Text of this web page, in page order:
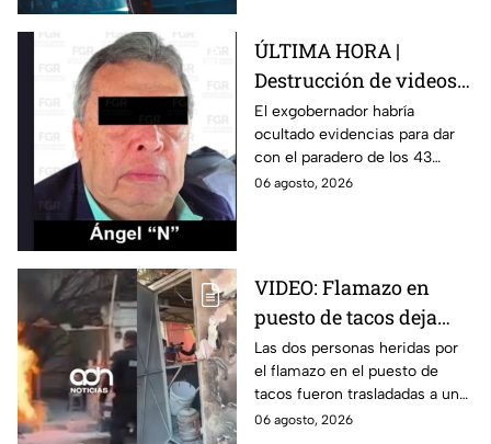
ÚLTIMA HORA |
Destrucción de videos
clave y amenazas a
testigos por parte de
exgobernador Ángel
Aguirre: FGR
El exgobernador habría
ocultado evidencias para dar
con el paradero de los 43
estudiantes desaparecidos de
06 agosto, 2026
VIDEO: Flamazo en
puesto de tacos deja
dos heridos en CDMX
Las dos personas heridas por
el flamazo en el puesto de
tacos fueron trasladadas a un
hospital para recibir atención
06 agosto, 2026